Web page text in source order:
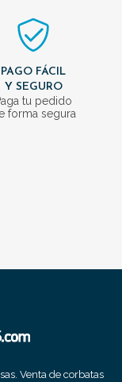
PAGO FÁCIL
Y SEGURO
tu pedido
forma segura
Venta de corbatas